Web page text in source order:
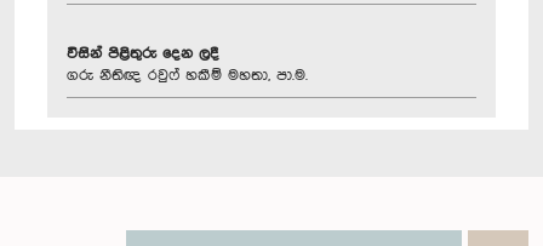
විසින් පිළිතුරු දෙන ලදී
ගරු නීතිඥ රවුෆ් හකීම් මහතා, පා.ම.